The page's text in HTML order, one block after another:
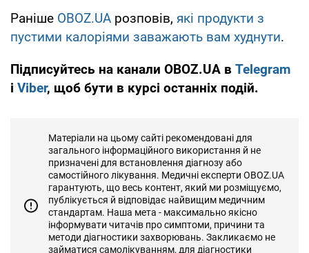
Раніше OBOZ.UA розповів, які продукти з
пустими калоріями заважають вам худнути.
Підписуйтесь на канали OBOZ.UA в Telegram
і Viber, щоб бути в курсі останніх подій.
Матеріали на цьому сайті рекомендовані для
загального інформаційного використання й не
призначені для встановлення діагнозу або
самостійного лікування. Медичні експерти OBOZ.UA
гарантують, що весь контент, який ми розміщуємо,
публікується й відповідає найвищим медичним
стандартам. Наша мета - максимально якісно
інформувати читачів про симптоми, причини та
методи діагностики захворювань. Закликаємо не
займатися самолікуванням, для діагностики